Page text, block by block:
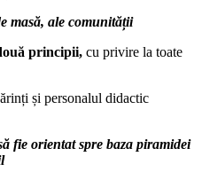
masă, ale comunității
principii,cu privire la toate
și personalul didactic
fie orientat spre baza piramidei